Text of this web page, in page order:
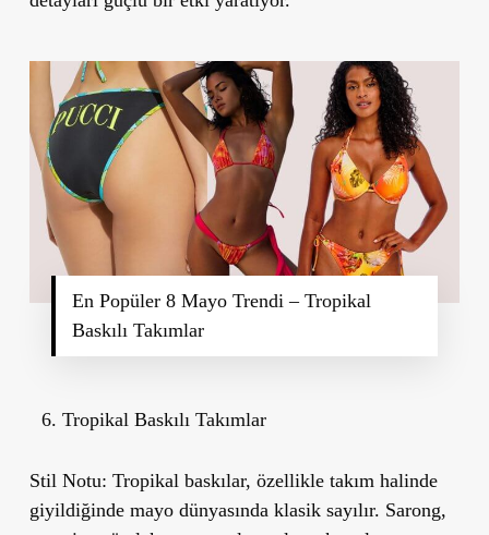
En Popüler 8 Mayo Trendi – Tropikal
Baskılı Takımlar
Tropikal Baskılı Takımlar
Stil Notu: Tropikal baskılar, özellikle takım halinde
giyildiğinde mayo dünyasında klasik sayılır. Sarong,